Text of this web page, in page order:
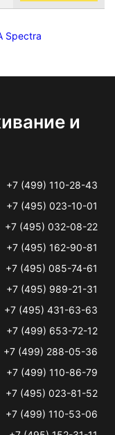
Spectra
и
+7 (499) 110-28-43
+7 (495) 023-10-01
+7 (495) 032-08-22
+7 (495) 162-90-81
+7 (495) 085-74-61
+7 (495) 989-21-31
+7 (495) 431-63-63
+7 (499) 653-72-12
+7 (499) 288-05-36
+7 (499) 110-86-79
+7 (495) 023-81-52
+7 (499) 110-53-06